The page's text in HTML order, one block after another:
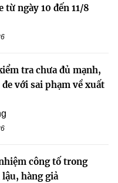
từ ngày 10 đến 11/8
tra chưa đủ mạnh,
với sai phạm về xuất
công tố trong
hàng giả